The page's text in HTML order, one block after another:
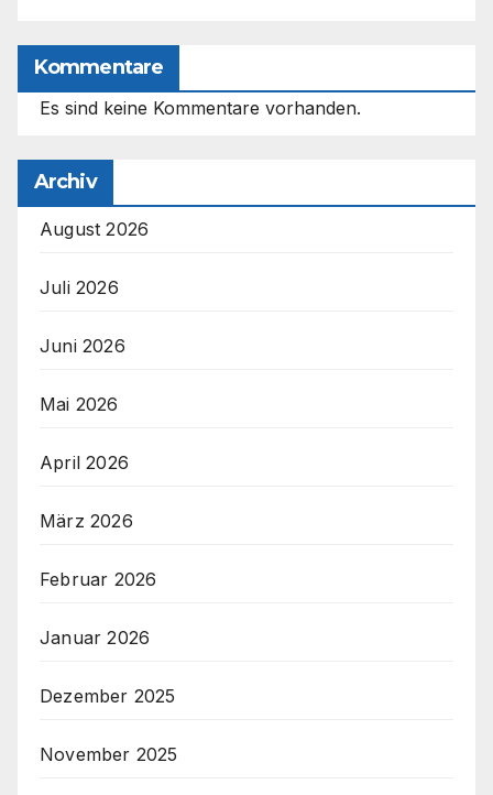
Kommentare
Es sind keine Kommentare vorhanden.
Archiv
August 2026
Juli 2026
Juni 2026
Mai 2026
April 2026
März 2026
Februar 2026
Januar 2026
Dezember 2025
November 2025